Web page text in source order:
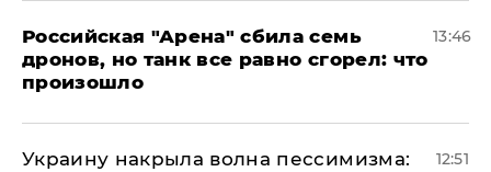
​Российская "Арена" сбила семь
дронов, но танк все равно сгорел: что
произошло
13:46
​Украину накрыла волна пессимизма:
12:51